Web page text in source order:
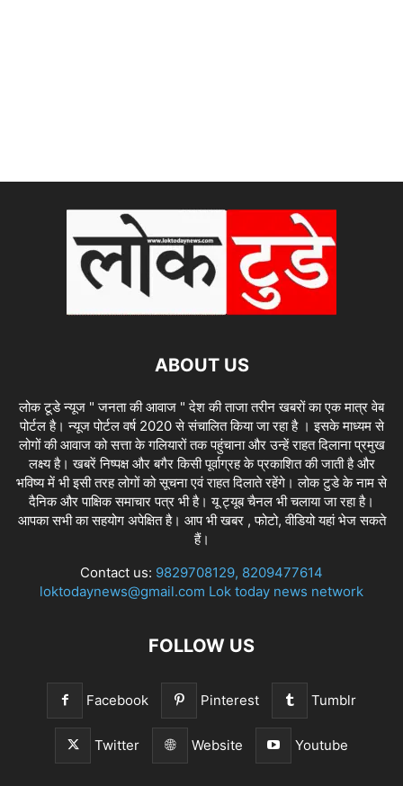
ABOUT US
लोक टूडे न्यूज " जनता की आवाज " देश की ताजा तरीन खबरों का एक मात्र वेब
पोर्टल है। न्यूज पोर्टल वर्ष 2020 से संचालित किया जा रहा है । इसके माध्यम से
लोगों की आवाज को सत्ता के गलियारों तक पहुंचाना और उन्हें राहत दिलाना प्रमुख
लक्ष्य है। खबरें निष्पक्ष और बगैर किसी पूर्वाग्रह के प्रकाशित की जाती है और
भविष्य में भी इसी तरह लोगों को सूचना एवं राहत दिलाते रहेंगे। लोक टुडे के नाम से
दैनिक और पाक्षिक समाचार पत्र भी है। यू ट्यूब चैनल भी चलाया जा रहा है।
आपका सभी का सहयोग अपेक्षित है। आप भी खबर , फोटो, वीडियो यहां भेज सकते
हैं।
Contact us: 9829708129, 8209477614
loktodaynews@gmail.com Lok today news network
FOLLOW US
Facebook Pinterest Tumblr
Twitter Website Youtube